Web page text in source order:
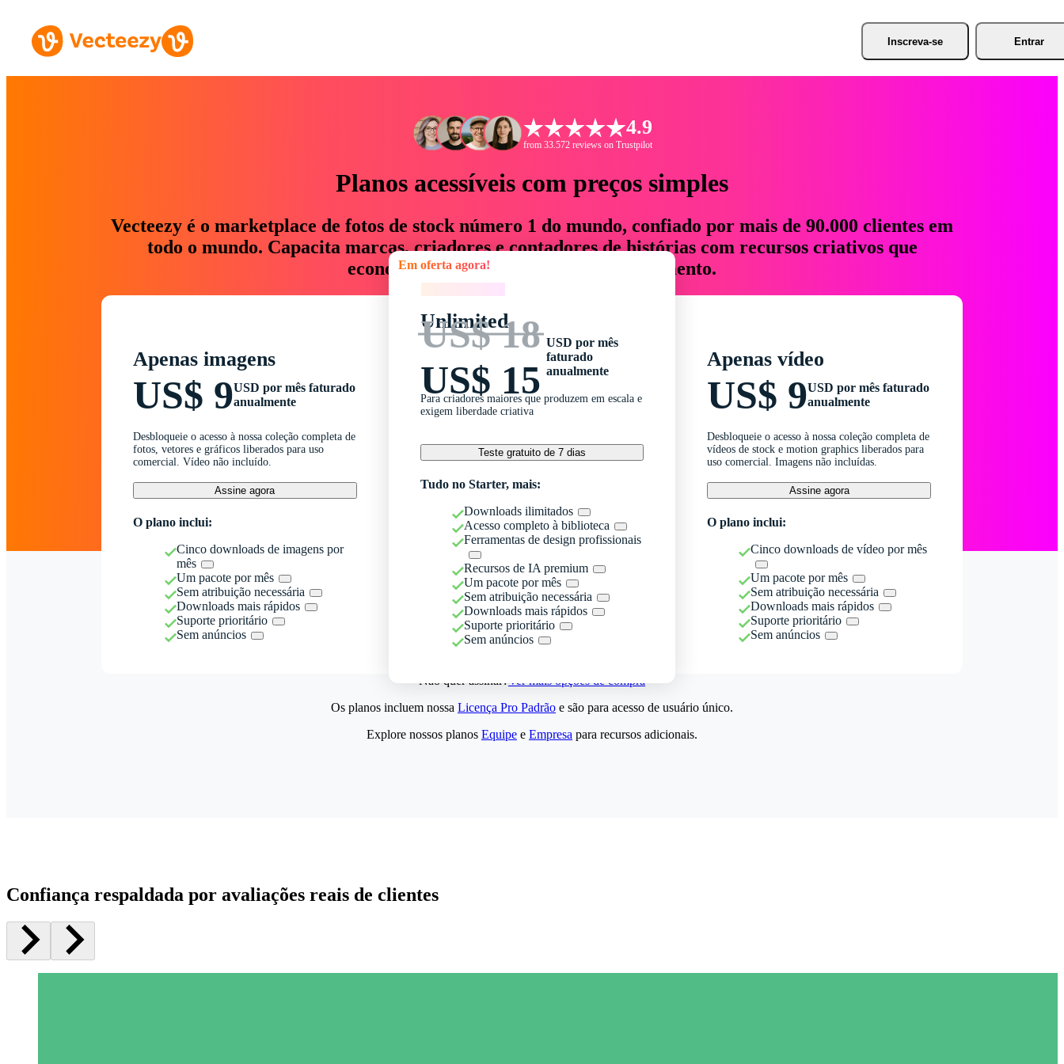
Inscreva-se Entrar
4.9
from 33.572 reviews on Trustpilot
Planos acessíveis com preços simples
Vecteezy é o marketplace de fotos de stock número 1 do mundo, confiado por mais de 90.000 clientes em
todo o mundo. Capacita marcas, criadores e contadores de histórias com recursos criativos que
economizam até 76% em tempo e orçamento.
Apenas imagens
US$ 9USD por mês faturado
anualmente
Desbloqueie o acesso à nossa coleção completa de
fotos, vetores e gráficos liberados para uso
comercial. Vídeo não incluído.
Assine agora
O plano inclui:
Cinco downloads de imagens por
mês
Um pacote por mês
Sem atribuição necessária
Downloads mais rápidos
Suporte prioritário
Sem anúncios
Em oferta agora!
Unlimited
US$ 18
US$ 15
USD por mês
faturado
anualmente
Para criadores maiores que produzem em escala e
exigem liberdade criativa
Teste gratuito de 7 dias
Tudo no Starter, mais:
Downloads ilimitados
Acesso completo à biblioteca
Ferramentas de design profissionais
Recursos de IA premium
Um pacote por mês
Sem atribuição necessária
Downloads mais rápidos
Suporte prioritário
Sem anúncios
Apenas vídeo
US$ 9USD por mês faturado
anualmente
Desbloqueie o acesso à nossa coleção completa de
vídeos de stock e motion graphics liberados para
uso comercial. Imagens não incluídas.
Assine agora
O plano inclui:
Cinco downloads de vídeo por mês
Um pacote por mês
Sem atribuição necessária
Downloads mais rápidos
Suporte prioritário
Sem anúncios
Não quer assinar?Ver mais opções de compra
Os planos incluem nossa Licença Pro Padrão e são para acesso de usuário único.
Explore nossos planos Equipe e Empresa para recursos adicionais.
Confiança respaldada por avaliações reais de clientes